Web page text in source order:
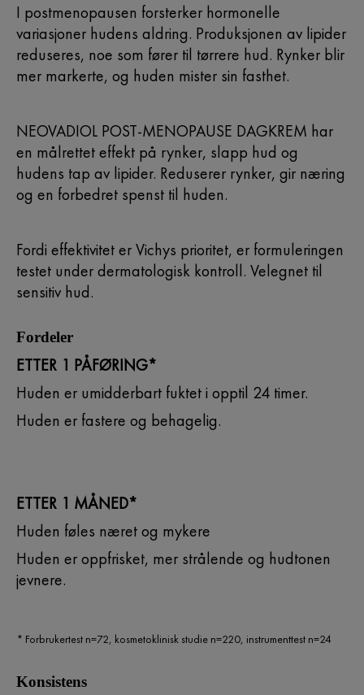
I postmenopausen forsterker hormonelle
variasjoner hudens aldring. Produksjonen av lipider
reduseres, noe som fører til tørrere hud. Rynker blir
mer markerte, og huden mister sin fasthet.
NEOVADIOL POST-MENOPAUSE DAGKREM har
en målrettet effekt på rynker, slapp hud og
hudens tap av lipider. Reduserer rynker, gir næring
og en forbedret spenst til huden.
Fordi effektivitet er Vichys prioritet, er formuleringen
testet under dermatologisk kontroll. Velegnet til
sensitiv hud.
Fordeler
ETTER 1 PÅFØRING*
Huden er umidderbart fuktet i opptil 24 timer.
Huden er fastere og behagelig.
ETTER 1 MÅNED*
Huden føles næret og mykere
Huden er oppfrisket, mer strålende og hudtonen
jevnere.
* Forbrukertest n=72, kosmetoklinisk studie n=220, instrumenttest n=24
Konsistens